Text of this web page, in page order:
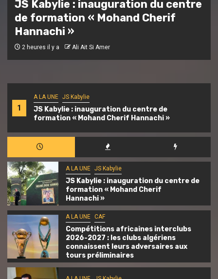
1
A LA UNE JS Kabylie
JS Kabylie : inauguration du centre de
formation « Mohand Cherif Hannachi »
Compétitions africaines interclubs
2026-2027 : les clubs algériens
connaissent leurs adversaires aux
tours préliminaires
3 heures il y a APS
A LA UNE JS Kabylie
JS Kabylie : inauguration du centre de
formation « Mohand Cherif
Hannachi »
A LA UNE CAF
Compétitions africaines interclubs
2026-2027 : les clubs algériens
connaissent leurs adversaires aux
tours préliminaires